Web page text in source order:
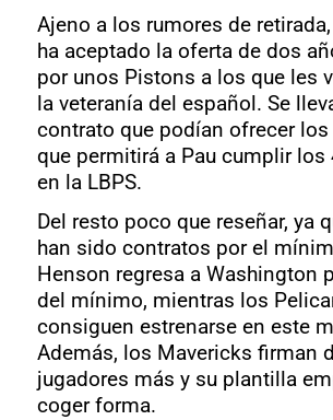
Ajeno a los rumores de retirada,
ha aceptado la oferta de dos
por unos Pistons a los que les
la veteranía del español. Se
contrato que podían ofrecer los
que permitirá a Pau cumplir los
en la LBPS.
Del resto poco que reseñar, ya
han sido contratos por el
Henson regresa a Washington
del mínimo, mientras los
consiguen estrenarse en este
Además, los Mavericks firman
jugadores más y su plantilla
coger forma.